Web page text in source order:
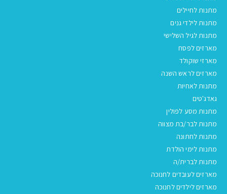
מתנות לחיילים
מתנות לילדי גנים
מתנות לגיל השלישי
מארזים לפסח
מארזי שוקולד
מארזים לראש השנה
מתנות לאחיות
גאדג'טים
מתנות מסע לפולין
מתנות לבר/בת מצווה
מתנות לחתונה
מתנות לימי הולדת
מתנות לברית/ה
מארזים לעובדים לחנוכה
מארזים לילדים לחנוכה